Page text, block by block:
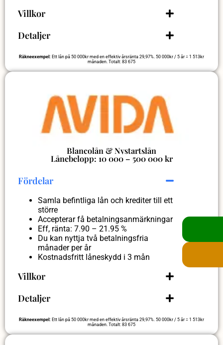
Villkor
Detaljer
Räkneexempel: Ett lån på 50 000kr med en effektiv årsränta 29,97%. 50 000kr / 5 år = 1 513kr
månaden. Totalt: 83 675
Blancolån & Nystartslån
Lånebelopp: 10 000 – 500 000 kr
Fördelar
Samla befintliga lån och krediter till ett
större
Accepterar få betalningsanmärkningar
Eff, ränta: 7.90 – 21.95 %
Du kan nyttja två betalningsfria
månader per år
Kostnadsfritt låneskydd i 3 mån
Villkor
Detaljer
Räkneexempel: Ett lån på 50 000kr med en effektiv årsränta 29,97%. 50 000kr / 5 år = 1 513kr
månaden. Totalt: 83 675